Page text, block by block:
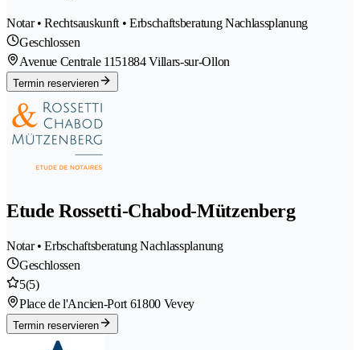
Notar • Rechtsauskunft • Erbschaftsberatung Nachlassplanung
Geschlossen
Avenue Centrale 1151884 Villars-sur-Ollon
Termin reservieren
Etude Rossetti-Chabod-Mützenberg
Notar • Erbschaftsberatung Nachlassplanung
Geschlossen
5(5)
Place de l'Ancien-Port 61800 Vevey
Termin reservieren